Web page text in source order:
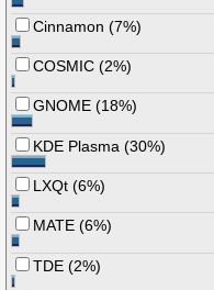
Cinnamon (7%)
COSMIC (2%)
GNOME (18%)
KDE Plasma (30%)
LXQt (6%)
MATE (6%)
TDE (2%)